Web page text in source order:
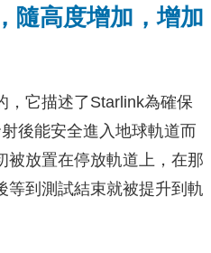
隨高度增加，增加
，它描述了Starlink為確保
後能安全進入地球軌道而
被放置在停放軌道上，在那
等到測試結束就被提升到軌